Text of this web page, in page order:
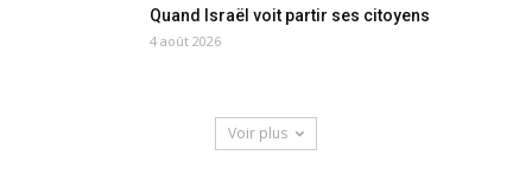
Quand Israël voit partir ses citoyens
4 août 2026
Voir plus